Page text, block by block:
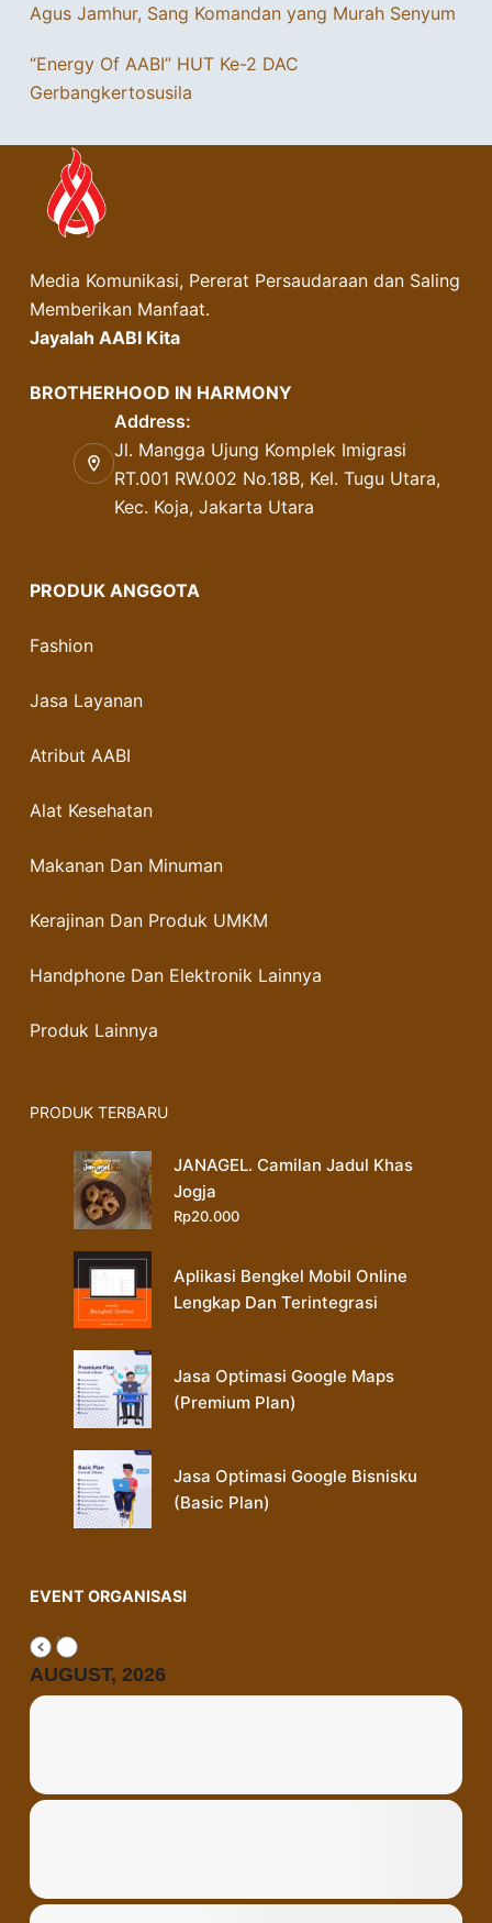
Agus Jamhur, Sang Komandan yang Murah Senyum
“Energy Of AABI” HUT Ke-2 DAC
Gerbangkertosusila
Media Komunikasi, Pererat Persaudaraan dan Saling
Memberikan Manfaat.
Jayalah AABI Kita
BROTHERHOOD IN HARMONY
Address:
Jl. Mangga Ujung Komplek Imigrasi
RT.001 RW.002 No.18B, Kel. Tugu Utara,
Kec. Koja, Jakarta Utara
PRODUK ANGGOTA
Fashion
Jasa Layanan
Atribut AABI
Alat Kesehatan
Makanan Dan Minuman
Kerajinan Dan Produk UMKM
Handphone Dan Elektronik Lainnya
Produk Lainnya
PRODUK TERBARU
JANAGEL. Camilan Jadul Khas
Jogja
Rp20.000
Aplikasi Bengkel Mobil Online
Lengkap Dan Terintegrasi
Jasa Optimasi Google Maps
(Premium Plan)
Jasa Optimasi Google Bisnisku
(Basic Plan)
EVENT ORGANISASI
AUGUST, 2026